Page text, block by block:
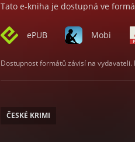
Tato e-kniha je dostupná ve
ePUB Mobi
Dostupnost formátů závisí na
ČESKÉ KRIMI